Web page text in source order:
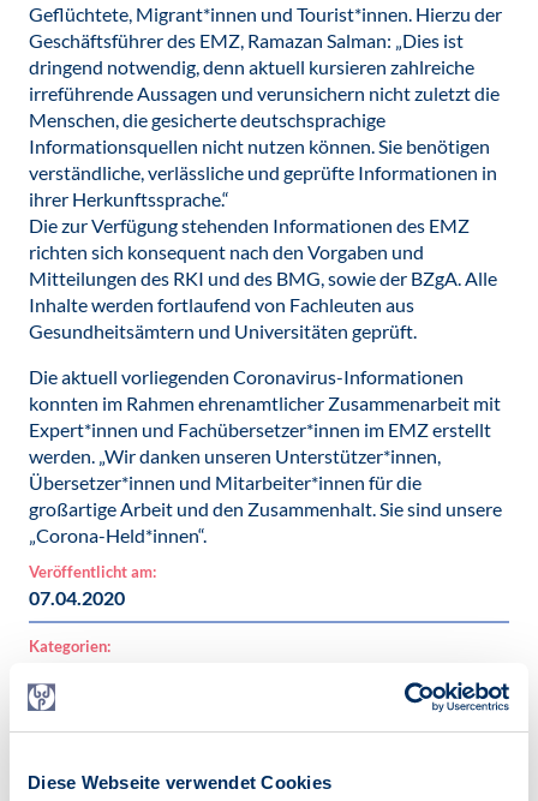
Diese Webseite verwendet Cookies
Geflüchtete, Migrant*innen und Tourist*innen. Hierzu der
Geschäftsführer des EMZ, Ramazan Salman: „Dies ist
dringend notwendig, denn aktuell kursieren zahlreiche
irreführende Aussagen und verunsichern nicht zuletzt die
Menschen, die gesicherte deutschsprachige
Informationsquellen nicht nutzen können. Sie benötigen
verständliche, verlässliche und geprüfte Informationen in
ihrer Herkunftssprache.“
Die zur Verfügung stehenden Informationen des EMZ
richten sich konsequent nach den Vorgaben und
Mitteilungen des RKI und des BMG, sowie der BZgA. Alle
Inhalte werden fortlaufend von Fachleuten aus
Gesundheitsämtern und Universitäten geprüft.
Die aktuell vorliegenden Coronavirus-Informationen
konnten im Rahmen ehrenamtlicher Zusammenarbeit mit
Expert*innen und Fachübersetzer*innen im EMZ erstellt
werden. „Wir danken unseren Unterstützer*innen,
Übersetzer*innen und Mitarbeiter*innen für die
großartige Arbeit und den Zusammenhalt. Sie sind unsere
„Corona-Held*innen“.
Veröffentlicht am:
07.04.2020
Kategorien:
COVID-19